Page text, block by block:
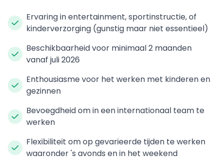
Ervaring in entertainment, sportinstructie, of
kinderverzorging (gunstig maar niet essentieel)
Beschikbaarheid voor minimaal 2 maanden
vanaf juli 2026
Enthousiasme voor het werken met kinderen en
gezinnen
Bevoegdheid om in een internationaal team te
werken
Flexibiliteit om op gevarieerde tijden te werken
waaronder 's avonds en in het weekend